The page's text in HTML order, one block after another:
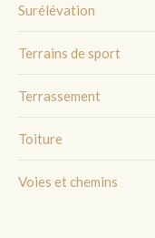
Surélévation
Terrains de sport
Terrassement
Toiture
Voies et chemins